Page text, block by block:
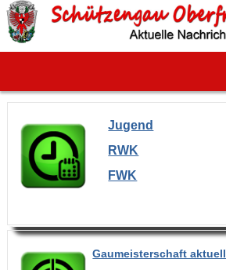
Jugend
RWK
FWK
Gaumeisterschaft aktuell